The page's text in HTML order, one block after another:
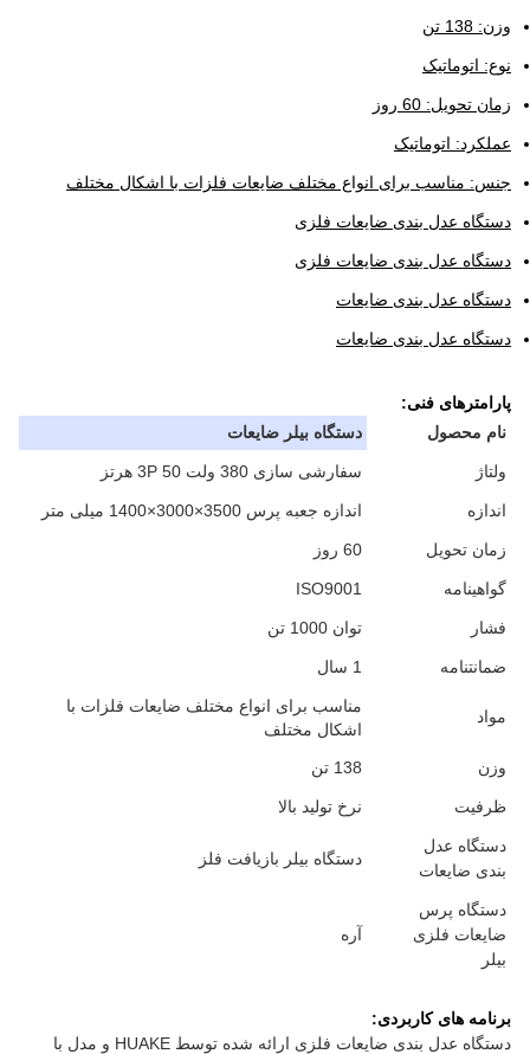
وزن: 138 تن
نوع: اتوماتیک
زمان تحویل: 60 روز
عملکرد: اتوماتیک
جنس: مناسب برای انواع مختلف ضایعات فلزات با اشکال مختلف
دستگاه عدل بندی ضایعات فلزی
دستگاه عدل بندی ضایعات فلزی
دستگاه عدل بندی ضایعات
دستگاه عدل بندی ضایعات
پارامترهای فنی:
نام محصول
دستگاه بیلر ضایعات
ولتاژ سفارشی سازی 380 ولت 3P 50 هرتز
اندازه اندازه جعبه پرس 3500×3000×1400 میلی متر
زمان تحویل 60 روز
گواهینامه ISO9001
فشار توان 1000 تن
ضمانتنامه
مواد
مناسب برای انواع مختلف ضایعات فلزات با
اشکال مختلف
وزن
138 تن
ظرفیت نرخ تولید بالا
دستگاه عدل
بندی ضایعات
دستگاه بیلر بازیافت فلز
دستگاه پرس
ضایعات فلزی
بیلر
آره
برنامه های کاربردی:
دستگاه عدل بندی ضایعات فلزی ارائه شده توسط HUAKE و مدل با